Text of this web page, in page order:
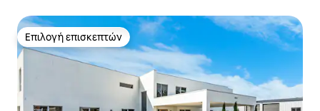
Επιλογή επισκεπτών
Επιλογή επισκεπτών